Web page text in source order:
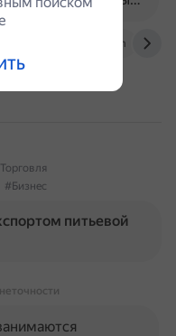
vk.com
#Бизнес
питьевой